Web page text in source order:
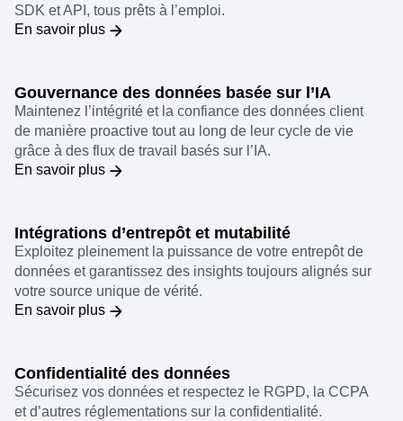
SDK et API, tous prêts à l’emploi.
En savoir plus
Gouvernance des données basée sur l’IA
Maintenez l’intégrité et la confiance des données client
de manière proactive tout au long de leur cycle de vie
grâce à des flux de travail basés sur l’IA.
En savoir plus
Intégrations d’entrepôt et mutabilité
Exploitez pleinement la puissance de votre entrepôt de
données et garantissez des insights toujours alignés sur
votre source unique de vérité.
En savoir plus
Confidentialité des données
Sécurisez vos données et respectez le RGPD, la CCPA
et d’autres réglementations sur la confidentialité.